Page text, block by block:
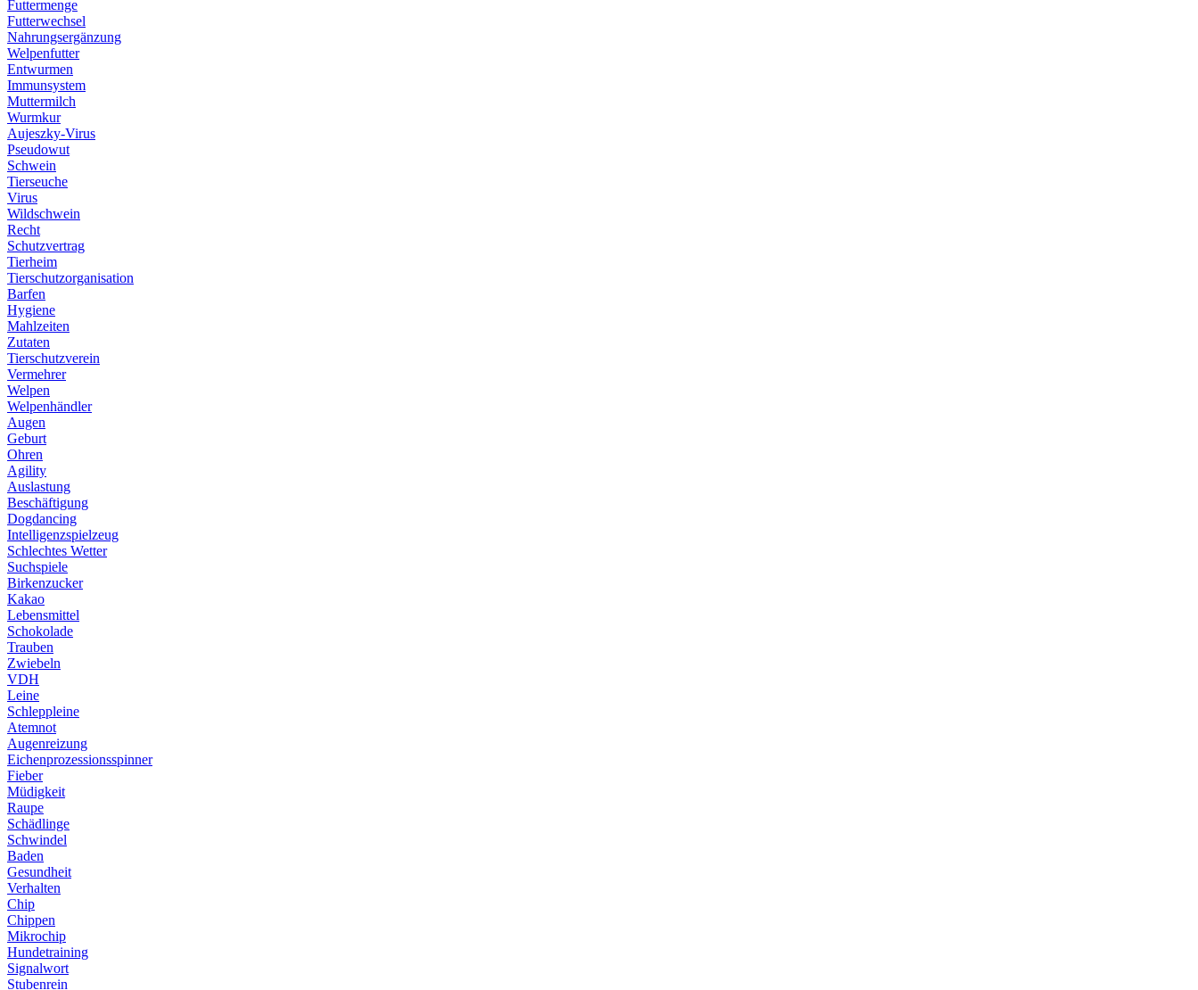
Futtermenge
Futterwechsel
Nahrungsergänzung
Welpenfutter
Entwurmen
Immunsystem
Muttermilch
Wurmkur
Aujeszky-Virus
Pseudowut
Schwein
Tierseuche
Virus
Wildschwein
Recht
Schutzvertrag
Tierheim
Tierschutzorganisation
Barfen
Hygiene
Mahlzeiten
Zutaten
Tierschutzverein
Vermehrer
Welpen
Welpenhändler
Augen
Geburt
Ohren
Agility
Auslastung
Beschäftigung
Dogdancing
Intelligenzspielzeug
Schlechtes Wetter
Suchspiele
Birkenzucker
Kakao
Lebensmittel
Schokolade
Trauben
Zwiebeln
VDH
Leine
Schleppleine
Atemnot
Augenreizung
Eichenprozessionsspinner
Fieber
Müdigkeit
Raupe
Schädlinge
Schwindel
Baden
Gesundheit
Verhalten
Chip
Chippen
Mikrochip
Hundetraining
Signalwort
Stubenrein